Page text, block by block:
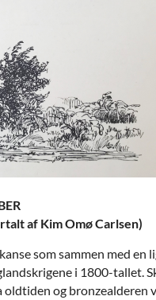
af Kim Omø Carlsen)
som sammen med
i 1800-tallet.
og bronzealderen